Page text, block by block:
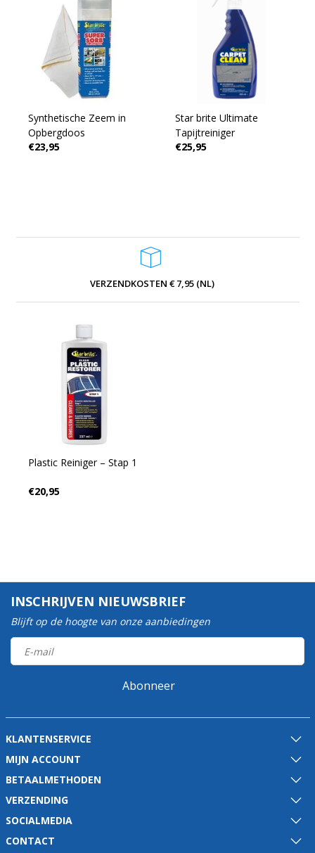
Synthetische Zeem in
Opbergdoos
€23,95
Star brite Ultimate
Tapijtreiniger
€25,95
VERZENDKOSTEN € 7,95 (NL)
Plastic Reiniger – Stap 1
€20,95
INSCHRIJVEN NIEUWSBRIEF
Blijft op de hoogte van onze aanbiedingen
Abonneer
KLANTENSERVICE
MIJN ACCOUNT
BETAALMETHODEN
VERZENDING
SOCIALMEDIA
CONTACT